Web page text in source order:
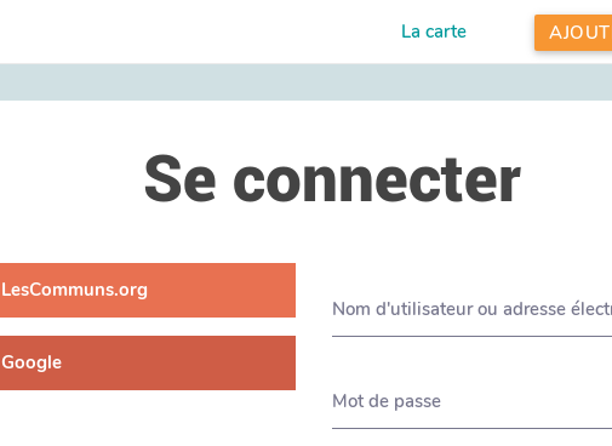
La carte
Se connecter
LesCommuns.org
Google
Nom d'utilisateur ou adresse
Mot de passe